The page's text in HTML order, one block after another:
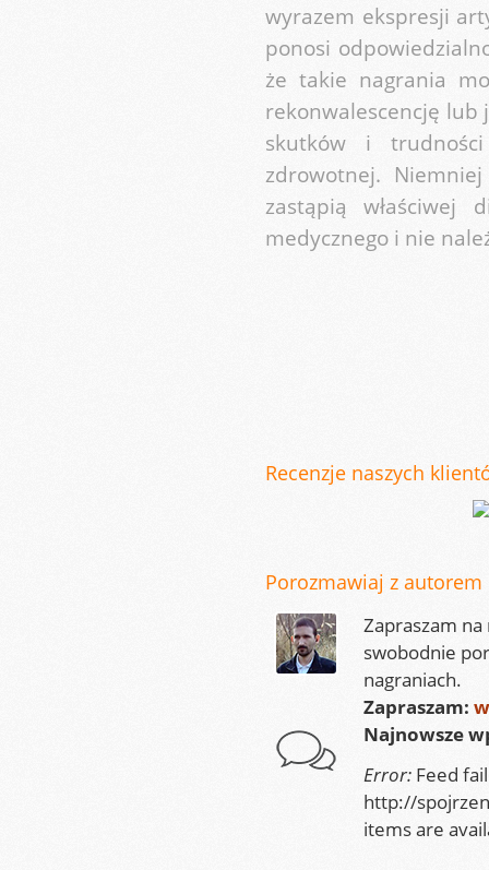
wyrazem ekspresji
ponosi
że takie nagrania
rekonwalescencję lub
skutków i
zdrowotnej.
zastąpią właściwej
medycznego i nie
Recenzje naszych
Porozmawiaj z autorem
Zapraszam
swobodnie
nagraniach.
Zapraszam:
Najnowsze
Error: Feed
http://
items are